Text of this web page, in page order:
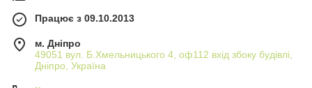
Працює з 09.10.2013
м. Дніпро
49051 вул. Б.Хмельницького 4, оф112 вхід збоку будівлі,
Дніпро, Україна